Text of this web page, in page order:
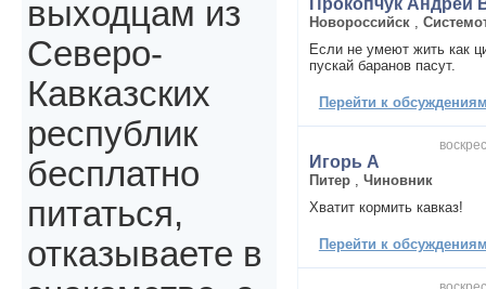
Новороссийск
Если не умеют жить как
пускай баранов пасут.
Перейти к
Игорь А
Питер
Чиновник
Хватит кормить кавказ!
Перейти к
выходцам из
Северо-
Кавказских
республик
бесплатно
питаться,
отказываете в